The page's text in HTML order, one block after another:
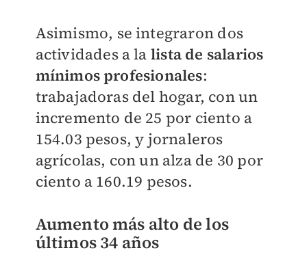
Asimismo, se integraron dos
actividades a la lista de salarios
mínimos profesionales:
trabajadoras del hogar, con un
incremento de 25 por ciento a
154.03 pesos, y jornaleros
agrícolas, con un alza de 30 por
ciento a 160.19 pesos.
Aumento más alto de los
últimos 34 años